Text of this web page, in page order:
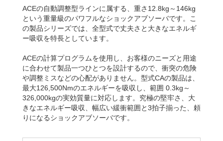
ACEの自動調整型ラインに属する、重さ12.8kg～146kg
という重量級のパワフルなショックアブソーバです。こ
の製品シリーズでは、全型式で丈夫さと大きなエネルギ
ー吸収を特長としています。
ACEの計算プログラムを使用し、お客様のニーズと用途
に合わせて製品一つひとつを設計するので、衝突の危険
や調整ミスなどの心配がありません。型式CAの製品は、
最大126,500Nmのエネルギーを吸収し、範囲 0.3kg～
326,000kgの実効質量に対応します。究極の堅牢さ、大
きなエネルギー吸収、幅広い緩衝範囲と3拍子揃った、頼
りになるショックアブソーバです。